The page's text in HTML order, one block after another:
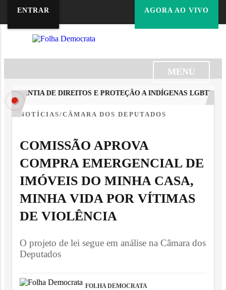
ENTRAR AGORA AO VIVO
MENU
DE DIREITOS E PROTEÇÃO A INDÍGENAS LGBTIA+
NOTÍCIAS/CÂMARA DOS DEPUTADOS
COMISSÃO APROVA
COMPRA EMERGENCIAL DE
IMÓVEIS DO MINHA CASA,
MINHA VIDA POR VÍTIMAS
DE VIOLÊNCIA
O projeto de lei segue em análise na Câmara dos
Deputados
FOLHA DEMOCRATA